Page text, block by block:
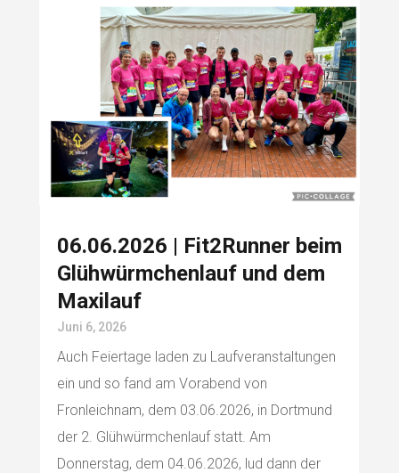
06.06.2026 | Fit2Runner beim
Glühwürmchenlauf und dem
Maxilauf
Juni 6, 2026
Auch Feiertage laden zu Laufveranstaltungen
ein und so fand am Vorabend von
Fronleichnam, dem 03.06.2026, in Dortmund
der 2. Glühwürmchenlauf statt. Am
Donnerstag, dem 04.06.2026, lud dann der